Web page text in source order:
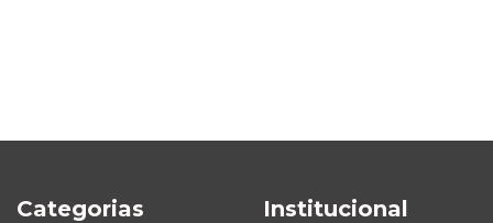
Categorias Institucional